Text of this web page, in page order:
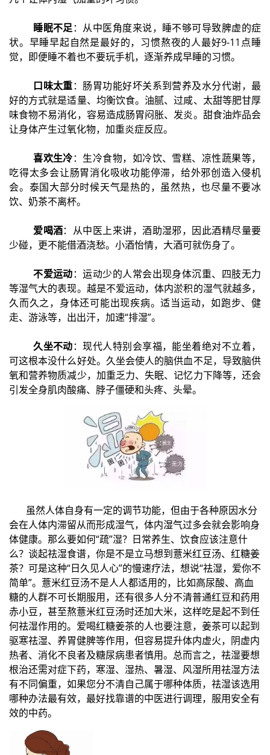
睡眠不足：从中医角度来说，睡不够可导致脾虚的症
状。早睡早起自然是最好的，习惯熬夜的人最好9-11点睡
觉，即便睡不着也不要玩手机，逐渐养成早睡的习惯。
口味太重：肠胃功能好坏关系到营养及水分代谢，最
好的方式就是适量、均衡饮食。油腻、过咸、太甜等肥甘厚
味食物不易消化，容易造成肠胃闷胀、发炎。甜食油炸品会
让身体产生过氧化物，加重炎症反应。
喜欢生冷：生冷食物，如冷饮、雪糕、凉性蔬果等，
吃得太多会让肠胃消化吸收功能停滞，给外邪创造入侵机
会。泰国大部分时候天气是热的，虽然热，也尽量不要冰
饮、奶茶不离杯。
爱喝酒：从中医上来讲，酒助湿邪，因此酒精尽量要
少碰，更不能借酒浇愁。小酒怡情，大酒可就伤身了。
不爱运动：运动少的人常会出现身体沉重、四肢无力
等湿气大的表现。越是不爱运动，体内淤积的湿气就越多，
久而久之，身体还可能出现疾病。适当运动，如跑步、健
走、游泳等，出出汗，加速“排湿”。
久坐不动：现代人特别会享福，能坐着绝对不立着，
可这根本没什么好处。久坐会使人的脑供血不足，导致脑供
氧和营养物质减少，加重乏力、失眠、记忆力下降等，还会
引发全身肌肉酸痛、脖子僵硬和头疼、头晕。
虽然人体自身有一定的调节功能，但由于各种原因水分
会在人体内滞留从而形成湿气，体内湿气过多会就会影响身
体健康。那么要如何“疏”湿？日常养生、饮食应该注意什
么？谈起祛湿食谱，你是不是立马想到薏米红豆汤、红糖姜
茶？可是这种“日久见人心”的慢速疗法，想说“祛湿，爱你不
简单”。薏米红豆汤不是人人都适用的，比如高尿酸、高血
糖的人群不可长期服用，还有很多人分不清普通红豆和药用
赤小豆，甚至熬薏米红豆汤时还加大米，这样吃是起不到任
何祛湿作用的。爱喝红糖姜茶的人也要注意，姜茶可以起到
驱寒祛湿、养胃健脾等作用，但容易提升体内虚火，阴虚内
热者、消化不良者及糖尿病患者慎用。总而言之，祛湿要想
根治还需对症下药，寒湿、湿热、暑湿、风湿所用祛湿方法
有不同偏重，如果您分不清自己属于哪种体质，祛湿该选用
哪种办法最有效，最好找靠谱的中医进行调理，服用安全有
效的中药。